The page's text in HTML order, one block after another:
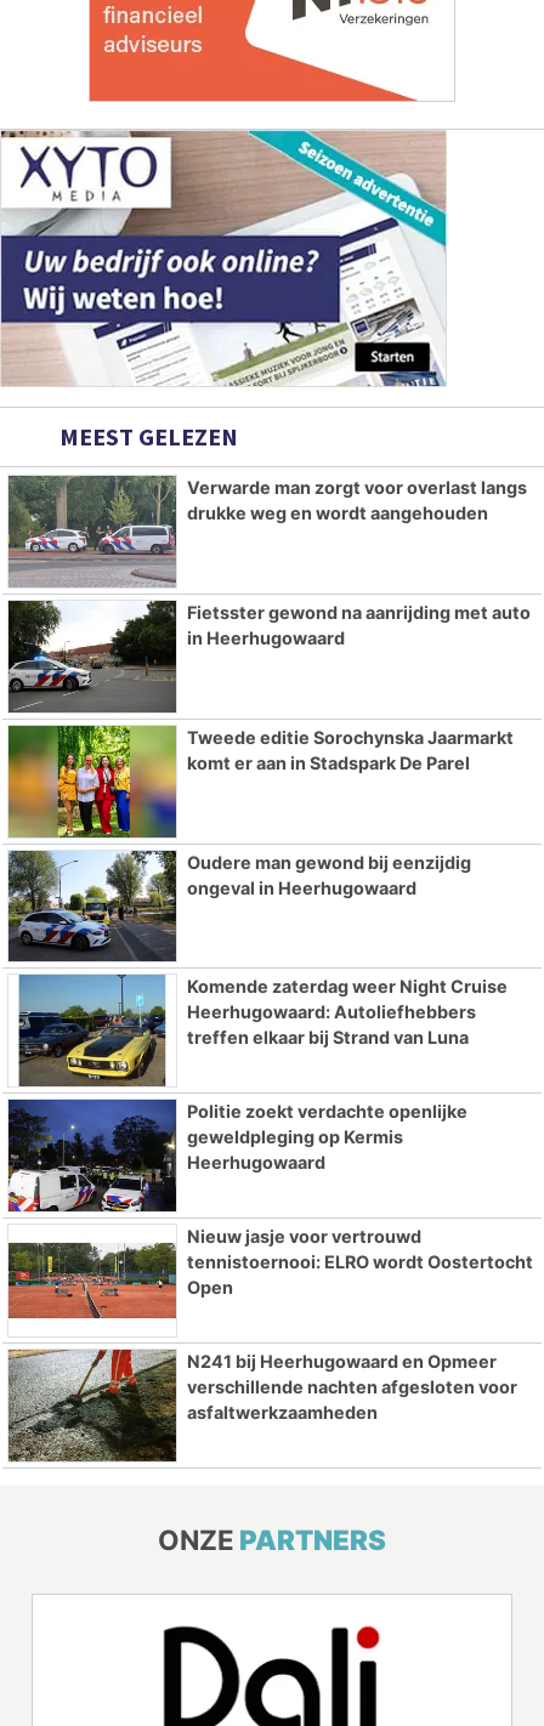
MEEST GELEZEN
Verwarde man zorgt voor overlast langs
drukke weg en wordt aangehouden
Fietsster gewond na aanrijding met auto
in Heerhugowaard
Tweede editie Sorochynska Jaarmarkt
komt er aan in Stadspark De Parel
Oudere man gewond bij eenzijdig
ongeval in Heerhugowaard
Komende zaterdag weer Night Cruise
Heerhugowaard: Autoliefhebbers
treffen elkaar bij Strand van Luna
Politie zoekt verdachte openlijke
geweldpleging op Kermis
Heerhugowaard
Nieuw jasje voor vertrouwd
tennistoernooi: ELRO wordt Oostertocht
Open
N241 bij Heerhugowaard en Opmeer
verschillende nachten afgesloten voor
asfaltwerkzaamheden
ONZE PARTNERS